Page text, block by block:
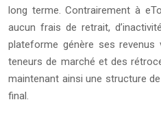
long terme. Contrairement à
aucun frais de retrait,
plateforme génère ses
teneurs de marché et des
maintenant ainsi une structure
final.